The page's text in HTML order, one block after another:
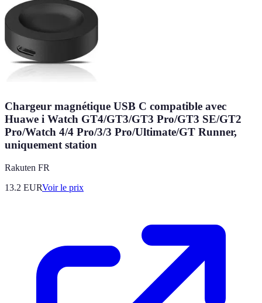
Chargeur magnétique USB C compatible avec
Huawe i Watch GT4/GT3/GT3 Pro/GT3 SE/GT2
Pro/Watch 4/4 Pro/3/3 Pro/Ultimate/GT Runner,
uniquement station
Rakuten FR
13.2 EURVoir le prix